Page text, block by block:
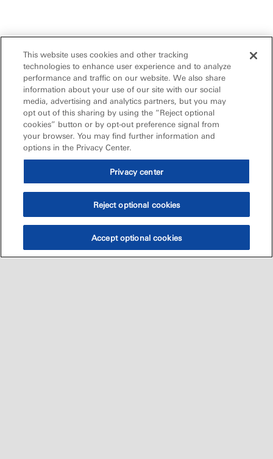
This website uses cookies and other tracking
technologies to enhance user experience and to analyze
performance and traffic on our website. We also share
information about your use of our site with our social
media, advertising and analytics partners, but you may
opt out of this sharing by using the “Reject optional
cookies” button or by opt-out preference signal from
your browser. You may find further information and
options in the Privacy Center.
Privacy center
Reject optional cookies
Accept optional cookies